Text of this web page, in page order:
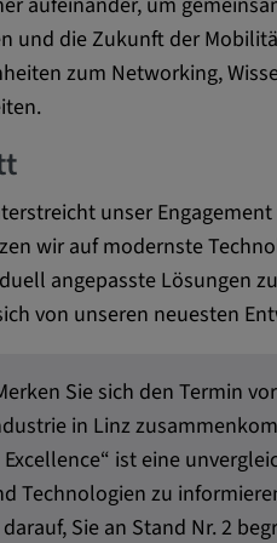
und die Zukunft der
zum Networking,
unser
wir auf modernste
angepasste Lösungen
von unseren neuesten
Sie sich den Termin
in Linz
ist eine
Technologien zu
Sie an Stand Nr. 2
Plattformen
CONSENT, OGPC